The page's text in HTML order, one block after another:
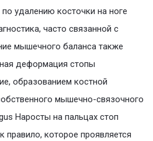
удалению косточки на ноге
часто связанной с
мышечного баланса также
деформация стопы
образованием костной
мышечно-связочного
Наросты на пальцах стоп
правило, которое проявляется